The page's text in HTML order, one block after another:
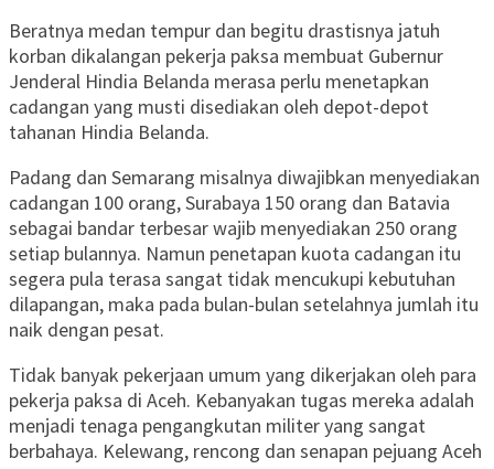
Beratnya medan tempur dan begitu drastisnya jatuh
korban dikalangan pekerja paksa membuat Gubernur
Jenderal Hindia Belanda merasa perlu menetapkan
cadangan yang musti disediakan oleh depot-depot
tahanan Hindia Belanda.
Padang dan Semarang misalnya diwajibkan menyediakan
cadangan 100 orang, Surabaya 150 orang dan Batavia
sebagai bandar terbesar wajib menyediakan 250 orang
setiap bulannya. Namun penetapan kuota cadangan itu
segera pula terasa sangat tidak mencukupi kebutuhan
dilapangan, maka pada bulan-bulan setelahnya jumlah itu
naik dengan pesat.
Tidak banyak pekerjaan umum yang dikerjakan oleh para
pekerja paksa di Aceh. Kebanyakan tugas mereka adalah
menjadi tenaga pengangkutan militer yang sangat
berbahaya. Kelewang, rencong dan senapan pejuang Aceh